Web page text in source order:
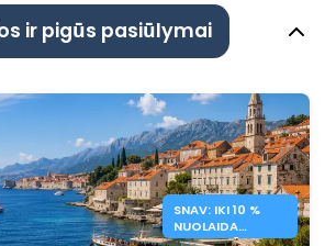
ir pigūs pasiūlymai
SNAV: IKI 10 %
NUOLAIDA